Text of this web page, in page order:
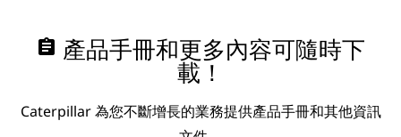
assignment 產品手冊和更多內容可隨時下
載！
Caterpillar 為您不斷增長的業務提供產品手冊和其他資訊